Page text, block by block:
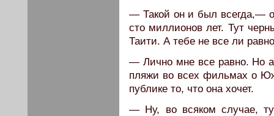
— Такой он и был всегда,—
сто миллионов лет. Тут
Таити. А тебе не все ли
— Лично мне все равно. Но
пляжи во всех фильмах о
публике то, что она хочет.
— Ну, во всяком случае,